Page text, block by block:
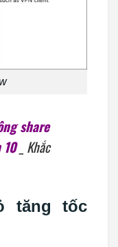
share
_ Khắc
tăng tốc